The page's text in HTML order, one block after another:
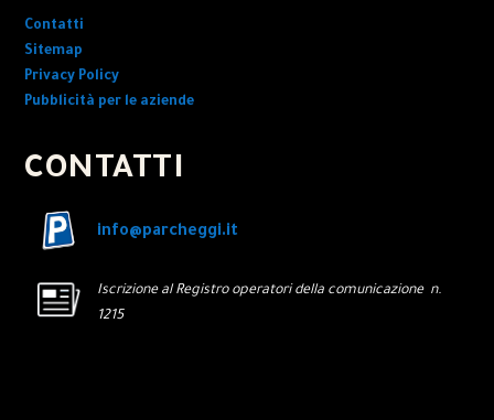
Contatti
Sitemap
Privacy Policy
Pubblicità per le aziende
CONTATTI
info@parcheggi.it
Iscrizione al Registro operatori della comunicazione n.
1215